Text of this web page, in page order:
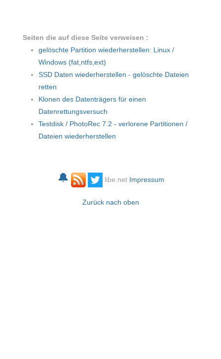
Seiten die auf diese Seite verweisen :
gelöschte Partition wiederherstellen: Linux /
Windows (fat,ntfs,ext)
SSD Daten wiederherstellen - gelöschte Dateien
retten
Klonen des Datenträgers für einen
Datenrettungsversuch
Testdisk / PhotoRec 7.2 - verlorene Partitionen /
Dateien wiederherstellen
🔔 libe.net Impressum
Zurück nach oben